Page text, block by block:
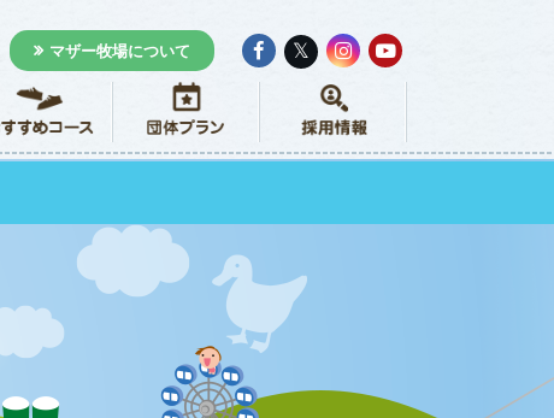
𝕏
マザー牧場について